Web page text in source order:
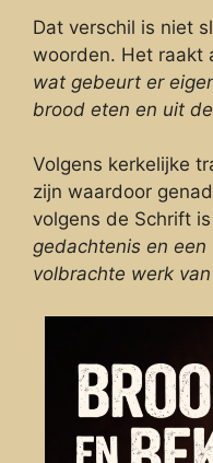
Dat verschil is niet
woorden. Het raakt
wat gebeurt er
brood eten en uit
Volgens kerkelijke
zijn waardoor
volgens de Schrift
gedachtenis en
volbrachte werk